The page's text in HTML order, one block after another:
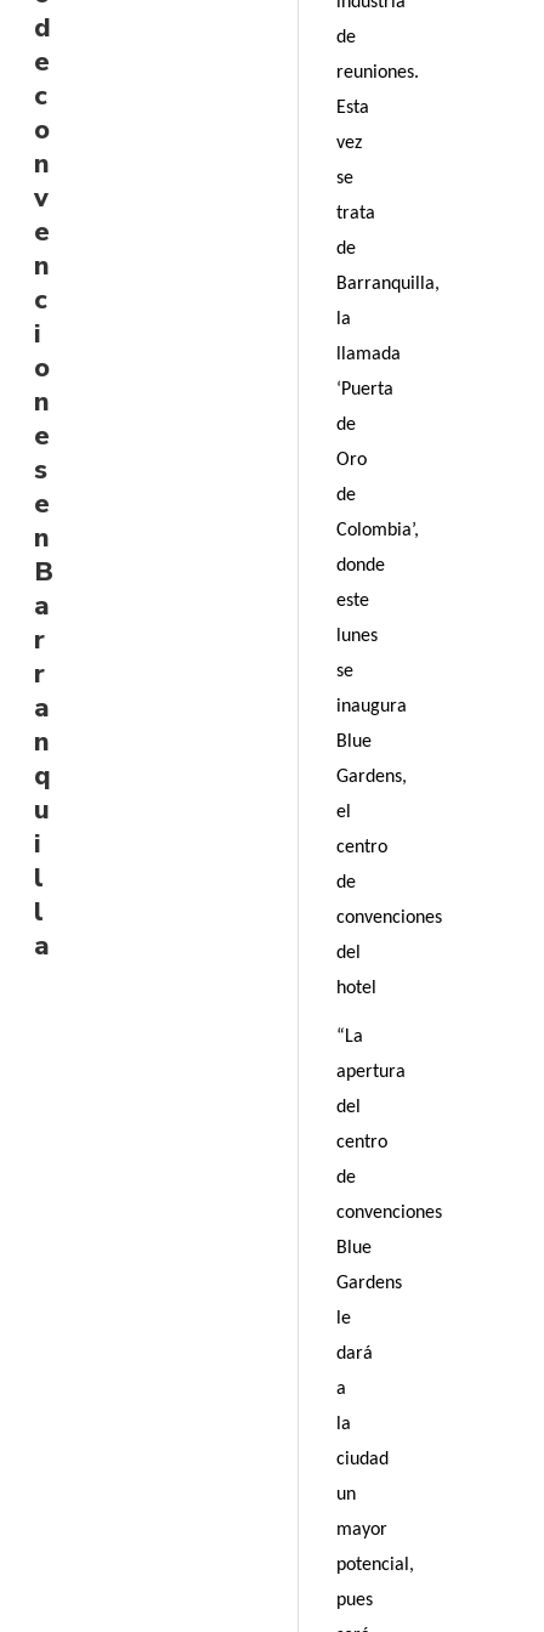
d
e
c
o
n
v
e
n
c
i
o
n
e
s
e
n
B
a
r
r
a
n
q
u
i
l
l
a
de
reuniones.
Esta
vez
se
trata
de
Barranquilla,
la
llamada
‘Puerta
de
Oro
de
Colombia’,
donde
este
lunes
se
inaugura
Blue
Gardens,
el
centro
de
convenciones
del
hotel
“La
apertura
del
centro
de
convenciones
Blue
Gardens
le
dará
a
la
ciudad
un
mayor
potencial,
pues